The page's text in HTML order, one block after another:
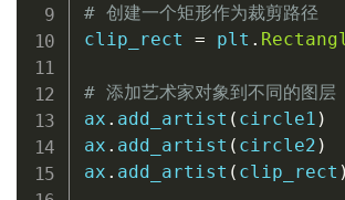
# 创建一个矩形作为裁剪路径
clip_rect = plt .
# 添加艺术家对象到不同的图层
ax . add_artist ( circle1 )
ax . add_artist ( circle2 )
ax . add_artist ( clip_rect )